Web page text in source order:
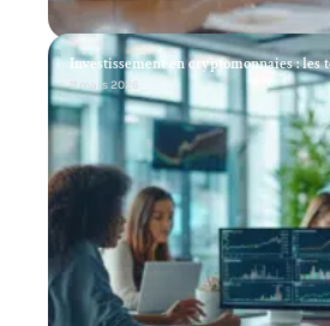
Investissement en cryptomonnaies : les
11 mars 2026